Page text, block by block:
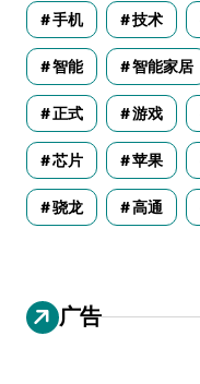
手机 技术
智能 智能家居
正式 游戏
芯片 苹果
骁龙 高通
广告